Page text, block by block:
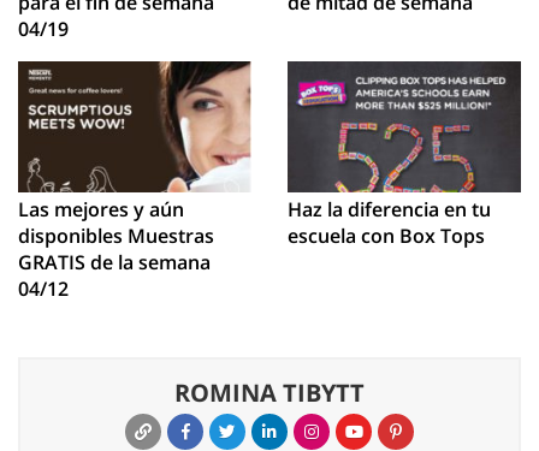
04/19
Las mejores y aún
disponibles Muestras
GRATIS de la semana
04/12
Haz la diferencia en tu
escuela con Box Tops
ROMINA TIBYTT